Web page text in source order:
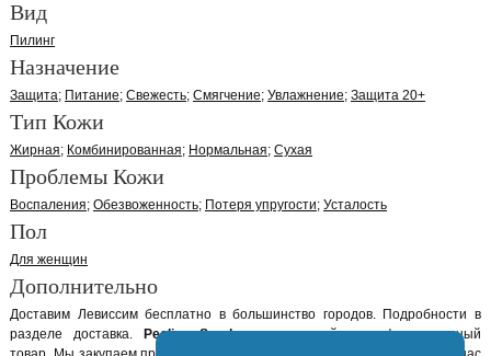
Вид
Пилинг
Назначение
Защита Питание Свежесть Смягчение Увлажнение Защита 20+
Тип Кожи
Жирная Комбинированная Нормальная Сухая
Проблемы Кожи
Воспаления Обезвоженность Потеря упругости Усталость
Пол
Для женщин
Дополнительно
Доставим Левиссим бесплатно в большинство городов. Подробности в
разделе доставка.
Peeling Scrubоригинальный сертифицированный